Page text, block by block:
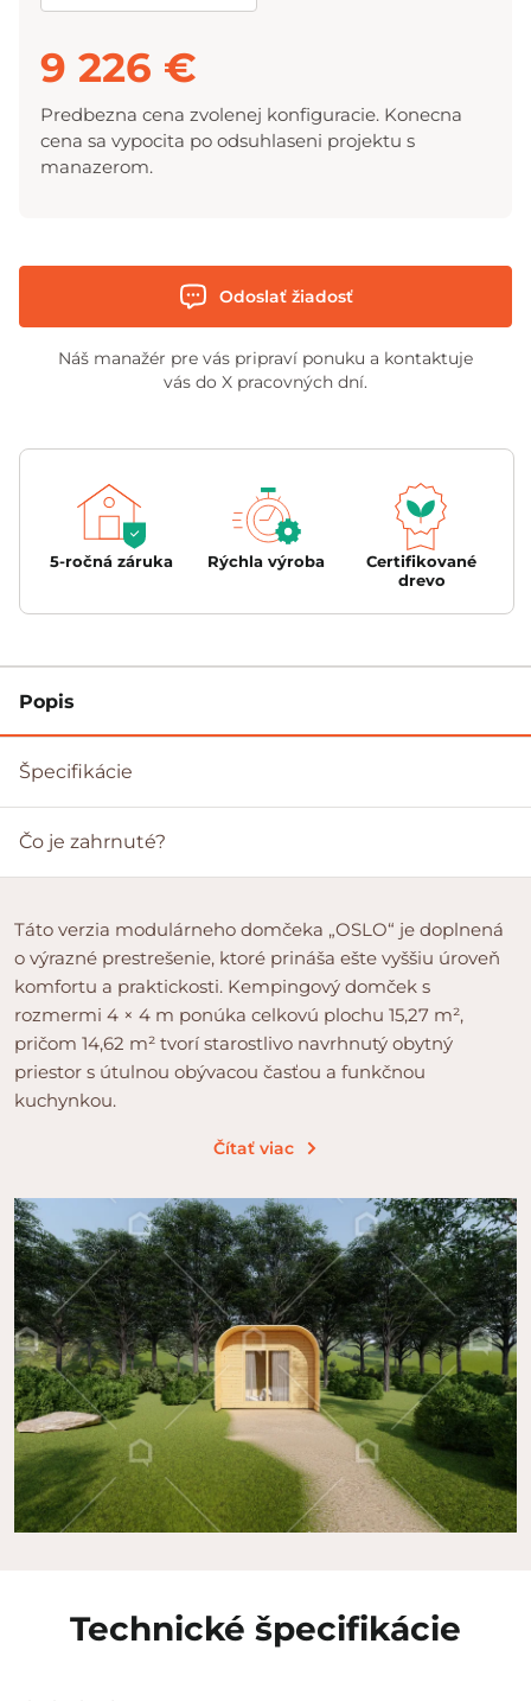
5-ročná záruka Rýchla výroba
Certifikované
drevo
9 226 €
Predbezna cena zvolenej konfiguracie. Konecna
cena sa vypocita po odsuhlaseni projektu s
manazerom.
Odoslať žiadosť
Náš manažér pre vás pripraví ponuku a kontaktuje
vás do X pracovných dní.
Popis
Špecifikácie
Čo je zahrnuté?
Táto verzia modulárneho domčeka „OSLO“ je doplnená
o výrazné prestrešenie, ktoré prináša ešte vyššiu úroveň
komfortu a praktickosti. Kempingový domček s
rozmermi 4 × 4 m ponúka celkovú plochu 15,27 m²,
pričom 14,62 m² tvorí starostlivo navrhnutý obytný
priestor s útulnou obývacou časťou a funkčnou
kuchynkou.
Čítať viac
Technické špecifikácie